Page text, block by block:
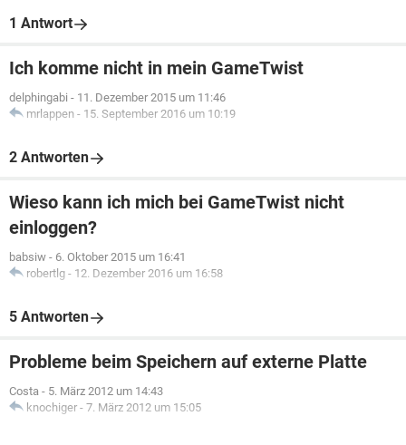
1 Antwort
Ich komme nicht in mein GameTwist
delphingabi - 11. Dezember 2015 um 11:46
mrlappen - 15. September 2016 um 10:19
2 Antworten
Wieso kann ich mich bei GameTwist nicht
einloggen?
babsiw - 6. Oktober 2015 um 16:41
robertlg - 12. Dezember 2016 um 16:58
5 Antworten
Probleme beim Speichern auf externe Platte
Costa - 5. März 2012 um 14:43
knochiger - 7. März 2012 um 15:05